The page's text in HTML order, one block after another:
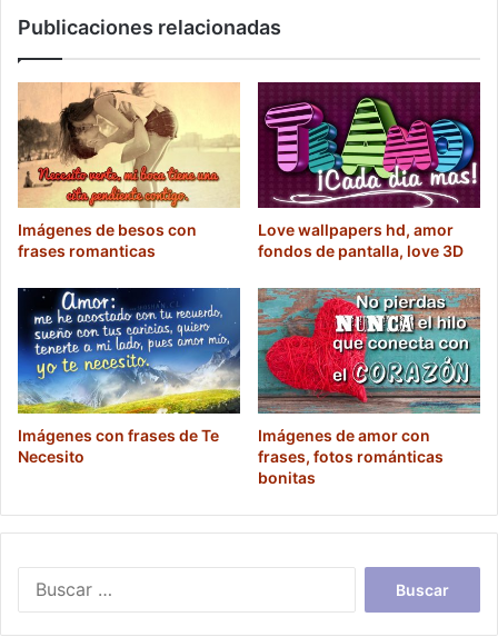
Publicaciones relacionadas
Imágenes de besos con
frases romanticas
Love wallpapers hd, amor
fondos de pantalla, love 3D
Imágenes con frases de Te
Necesito
Imágenes de amor con
frases, fotos románticas
bonitas